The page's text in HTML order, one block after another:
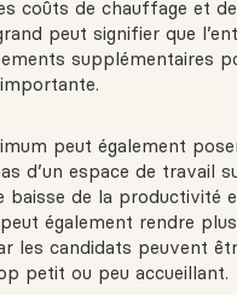
coûts de chauffage et de
peut signifier que
supplémentaires
peut également
d’un espace de travail
baisse de la productivité
également rendre
les candidats peuvent
petit ou peu accueillant.